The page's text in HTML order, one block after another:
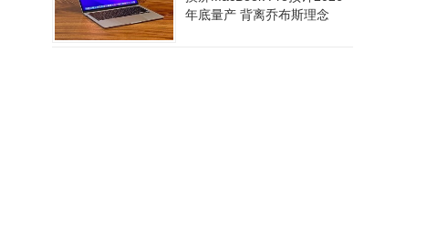
年底量产 背离乔布斯理念